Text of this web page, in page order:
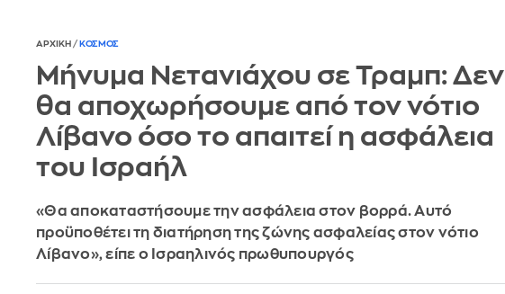
ΑΡΧΙΚΗ / ΚΟΣΜΟΣ
Μήνυμα Νετανιάχου σε Τραμπ: Δεν
θα αποχωρήσουμε από τον νότιο
Λίβανο όσο το απαιτεί η ασφάλεια
του Ισραήλ
«Θα αποκαταστήσουμε την ασφάλεια στον βορρά. Αυτό
προϋποθέτει τη διατήρηση της ζώνης ασφαλείας στον νότιο
Λίβανο», είπε ο Ισραηλινός πρωθυπουργός